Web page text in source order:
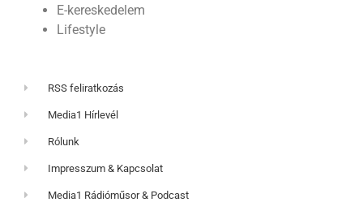
E-kereskedelem
Lifestyle
RSS feliratkozás
Media1 Hírlevél
Rólunk
Impresszum & Kapcsolat
Media1 Rádióműsor & Podcast